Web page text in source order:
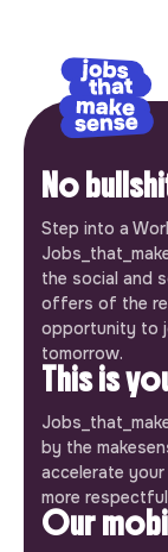
No
Step into a
the social and
offers of the
opportunity to
tomorrow.
This is
by the
accelerate
more
Our